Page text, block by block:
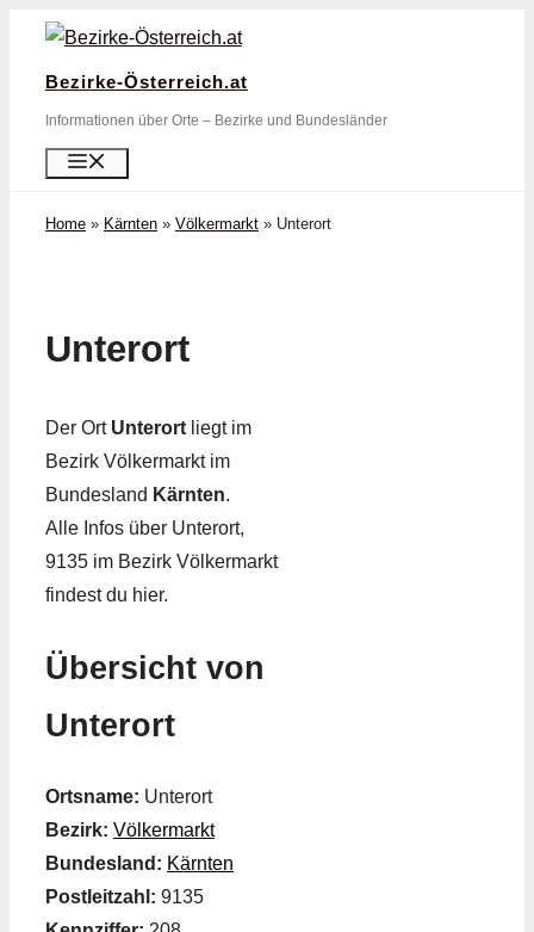
Zum
springen
Bezirke-Österreich.at
Informationen über Orte – Bezirke und Bundesländer
Home » Kärnten » Völkermarkt » Unterort
Unterort
Der Ort Unterortliegt im
Bezirk Völkermarkt im
Bundesland Kärnten.
Alle Infos über Unterort,
9135 im Bezirk Völkermarkt
findest du hier.
Übersicht von
Unterort
Ortsname: Unterort
Bezirk: Völkermarkt
Bundesland: Kärnten
Postleitzahl: 9135